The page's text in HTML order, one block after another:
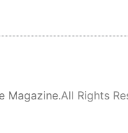
Magazine.All Rights